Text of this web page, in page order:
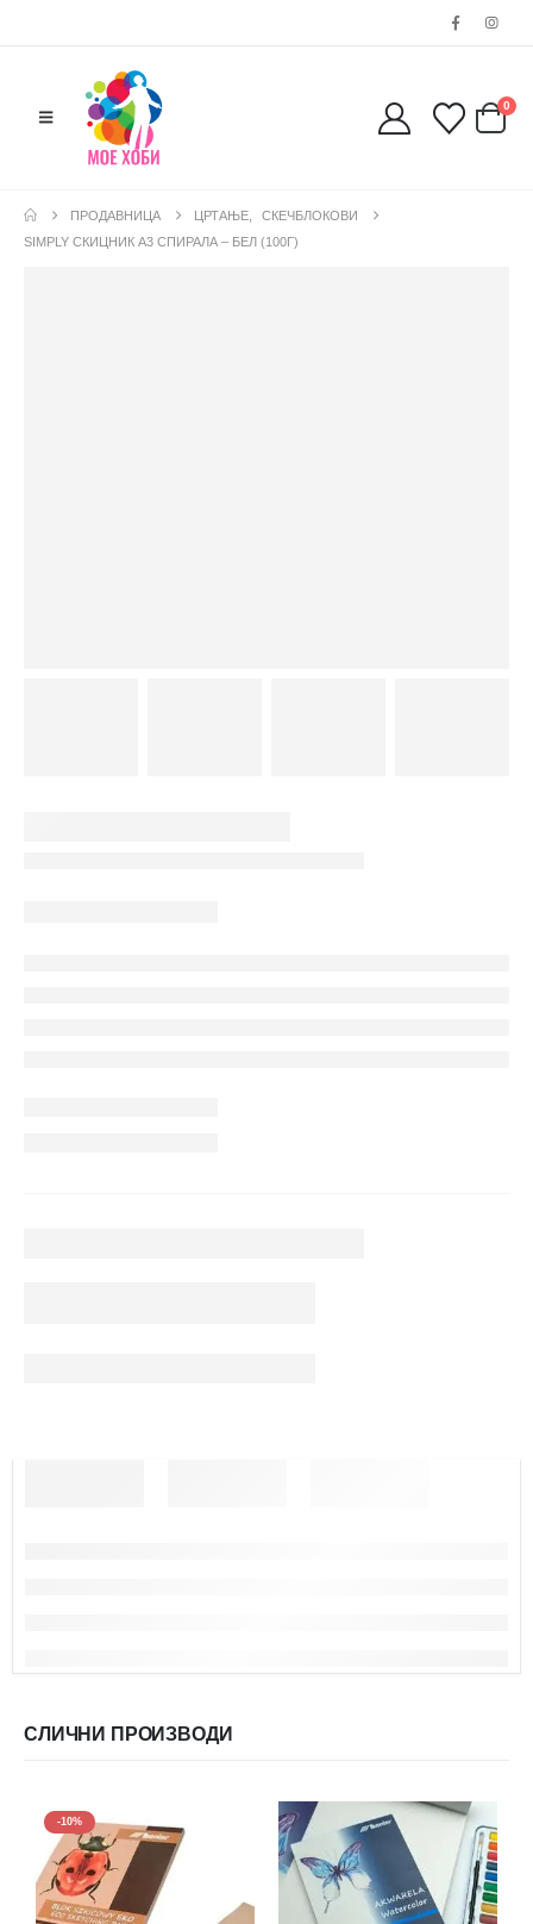
0
ПРОДАВНИЦА ЦРТАЊЕ
СКЕЧБЛОКОВИ
SIMPLY СКИЦНИК А3 СПИРАЛА – БЕЛ (100Г)
СЛИЧНИ ПРОИЗВОДИ
-10%